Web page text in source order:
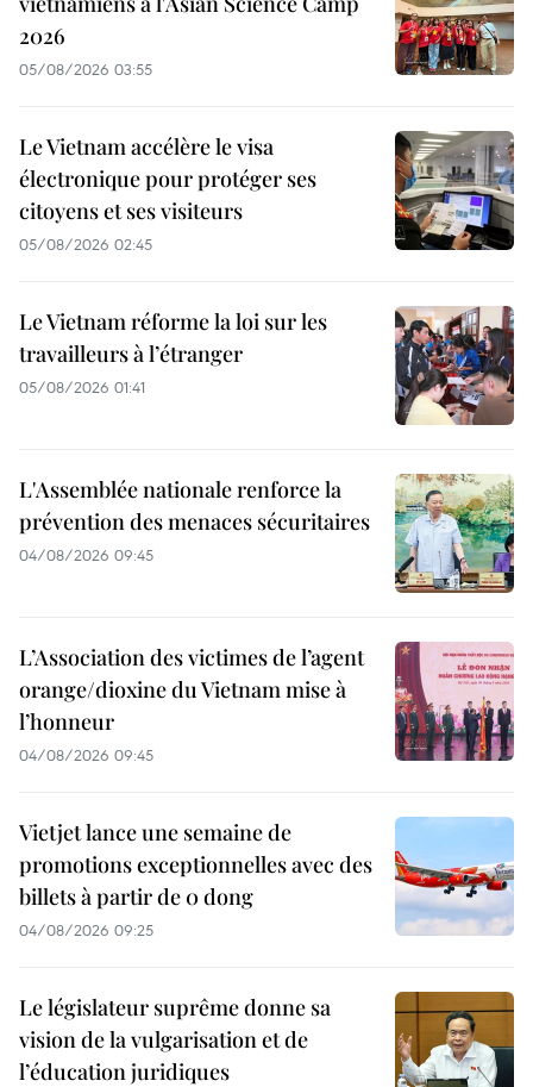
2026
05/08/2026 03:55
Le Vietnam accélère le visa
électronique pour protéger ses
citoyens et ses visiteurs
05/08/2026 02:45
Le Vietnam réforme la loi sur les
travailleurs à l’étranger
05/08/2026 01:41
L'Assemblée nationale renforce la
prévention des menaces sécuritaires
04/08/2026 09:45
L’Association des victimes de l’agent
orange/dioxine du Vietnam mise à
l’honneur
04/08/2026 09:45
Vietjet lance une semaine de
promotions exceptionnelles avec des
billets à partir de 0 dong
04/08/2026 09:25
Le législateur suprême donne sa
vision de la vulgarisation et de
l’éducation juridiques